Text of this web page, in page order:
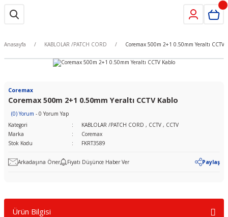
Anasayfa KABLOLAR /PATCH CORD Coremax 500m 2+1 0.50mm Yeraltı CCTV
Coremax
Coremax 500m 2+1 0.50mm Yeraltı CCTV Kablo
(0) Yorum - 0 Yorum Yap
Kategori
KABLOLAR /PATCH CORD , CCTV , CCTV
Marka
Coremax
Stok Kodu
FKRT3589
Arkadaşına Öner Fiyatı Düşünce Haber Ver Paylaş
Ürün Bilgisi